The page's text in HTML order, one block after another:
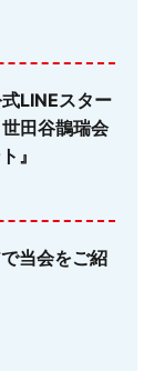
LINEスター
田谷鵲瑞会
』
当会をご紹